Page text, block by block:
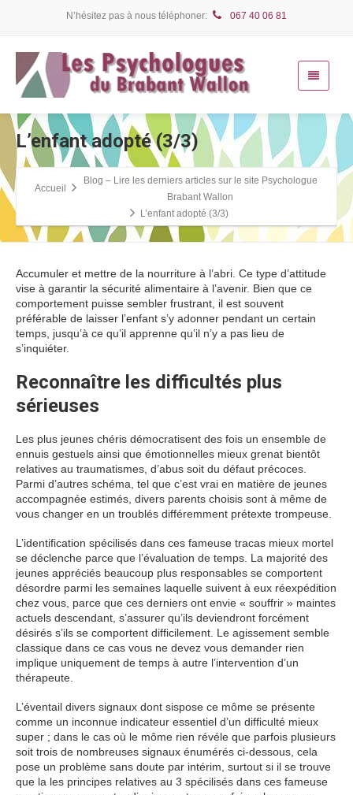
N’hésitez pas à nous téléphoner: 067 40 06 81
L’enfant adopté (3/3)
Accueil
Blog – Lire les derniers articles sur le site Psychologue
Brabant Wallon
L’enfant adopté (3/3)
Accumuler et mettre de la nourriture à l’abri. Ce type d’attitude
vise à garantir la sécurité alimentaire à l’avenir. Bien que ce
comportement puisse sembler frustrant, il est souvent
préférable de laisser l’enfant s’y adonner pendant un certain
temps, jusqu’à ce qu’il apprenne qu’il n’y a pas lieu de
s’inquiéter.
Reconnaître les difficultés plus
sérieuses
Les plus jeunes chéris démocratisent des fois un ensemble de
ennuis gestuels ainsi que émotionnelles mieux grenat bientôt
relatives au traumatismes, d’abus soit du défaut précoces.
Parmi d’autres schéma, tel que c’est vrai en matière de jeunes
accompagnée estimés, divers parents choisis sont à même de
vous changer en un troublés différemment prétexte trompeuse.
L’identification spécilisés dans ces fameuse tracas mieux mortel
se déclenche parce que l’évaluation de temps. La majorité des
jeunes appréciés beaucoup plus responsables se comportent
désordre parmi les semaines laquelle suivent à eux réexpédition
chez vous, parce que ces derniers ont envie « souffrir » maintes
actuels descendant, s’assurer qu’ils deviendront forcément
désirés s’ils se comportent difficilement. Le agissement semble
classique dans ce cas vous ne devez vous demander rien
implique uniquement de temps à autre l’intervention d’un
thérapeute.
L’éventail divers signaux dont sispose ce môme se présente
comme un inconnue indicateur essentiel d’un difficulté mieux
super ; dans le cas où le môme rien révéle que parfois plusieurs
soit trois de nombreuses signaux énumérés ci-dessous, cela
pose un problème sans doute par intérim, surtout si il se trouve
que la les principes relatives au 3 spécilisés dans ces fameuse